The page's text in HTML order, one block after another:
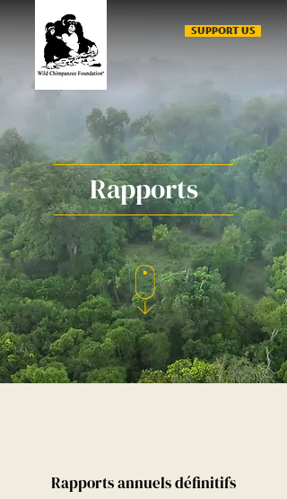
SUPPORT US
Rapports
Rapports annuels définitifs